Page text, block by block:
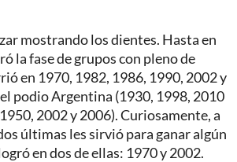
mostrando los dientes. Hasta en
la fase de grupos con pleno de
en 1970, 1982, 1986, 1990, 2002 y
podio Argentina (1930, 1998, 2010
2002 y 2006). Curiosamente, a
últimas les sirvió para ganar algún
en dos de ellas: 1970 y 2002.